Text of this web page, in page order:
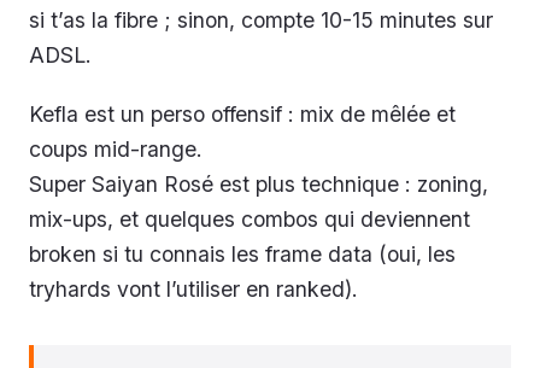
si t’as la fibre ; sinon, compte 10-15 minutes sur
ADSL.
Kefla est un perso offensif : mix de mêlée et
coups mid-range.
Super Saiyan Rosé est plus technique : zoning,
mix-ups, et quelques combos qui deviennent
broken si tu connais les frame data (oui, les
tryhards vont l’utiliser en ranked).